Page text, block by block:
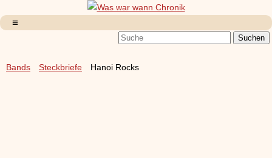
Bands Steckbriefe Hanoi Rocks